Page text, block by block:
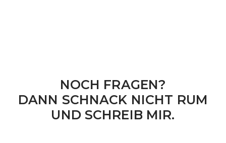
NOCH FRAGEN?
DANN SCHNACK NICHT RUM
UND SCHREIB MIR.